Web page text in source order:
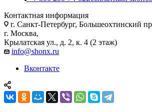
Контактная информация
г. Санкт-Петербург, Большеохтинский
г. Москва,
Крылатская ул., д. 2, к. 4 (2 этаж)
info@shonx.ru
Вконтакте